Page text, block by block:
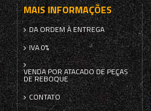
MAIS INFORMAÇÕES
DA ORDEM À ENTREGA
IVA 0%
VENDA POR ATACADO DE PEÇAS
DE REBOQUE
CONTATO